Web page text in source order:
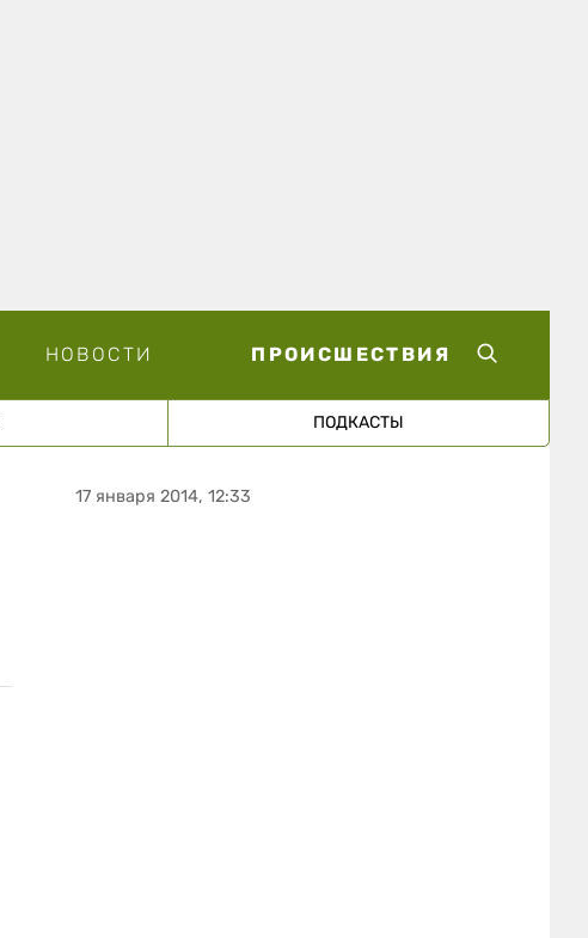
НОВОСТИ ПРОИСШЕСТВИЯ
ПОДКАСТЫ
17 января 2014, 12:33